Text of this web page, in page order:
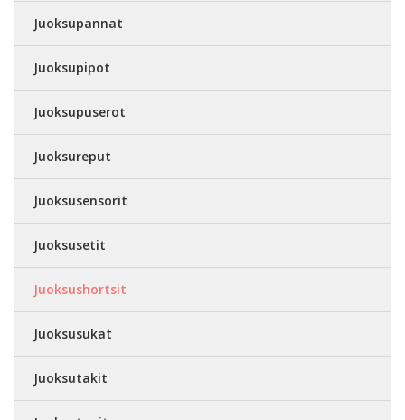
Juoksupannat
Juoksupipot
Juoksupuserot
Juoksureput
Juoksusensorit
Juoksusetit
Juoksushortsit
Juoksusukat
Juoksutakit